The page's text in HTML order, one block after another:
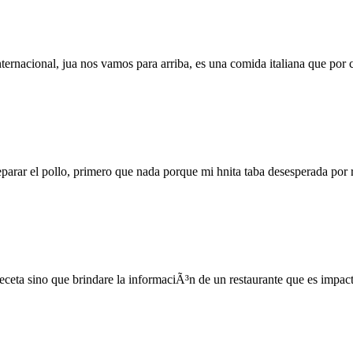
jua nos vamos para arriba, es una comida italiana que
el pollo, primero que nada porque mi hnita taba desesperada
sino que brindare la informaciÃ³n de un restaurante que es